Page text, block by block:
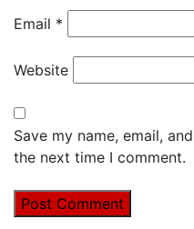
Email *
Website
Save my name, email,
the next time I comment.